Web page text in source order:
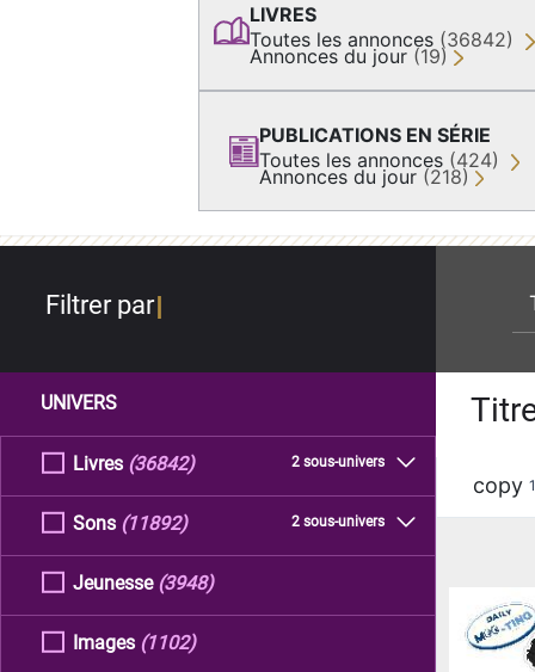
LIVRES
Toutes les annonces (36842)
Annonces du jour (19)
PUBLICATIONS EN SÉRIE
Toutes les annonces (424)
Annonces du jour (218)
Filtrer par
UNIVERS
Livres 2 sous-univers
(36842)
Sons 2 sous-univers
(11892)
Jeunesse (3948)
Images (1102)
copy